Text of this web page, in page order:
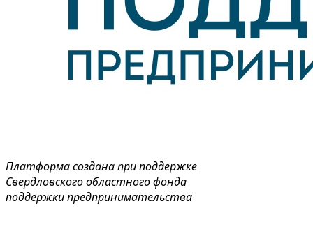
Платформа создана при поддержке
Свердловского областного фонда
поддержки предпринимательства